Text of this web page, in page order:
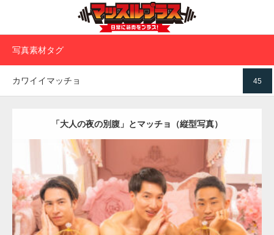
写真素材タグ
45
カワイイマッチョ
「大人の夜の別腹」とマッチョ（縦型写真）
Update:2024.06.1
Category:「大人の夜の別腹」とマッチョ オレンジの人 AKIHITO(細
マッチョ) SOSUKE 外資系筋肉 肩